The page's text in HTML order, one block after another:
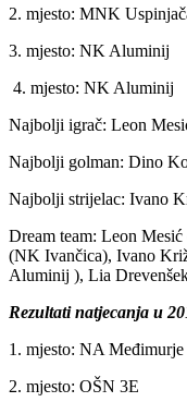
2. mjesto: MNK
3. mjesto: NK Aluminij
4. mjesto: NK Aluminij
Najbolji igrač: Leon
Najbolji golman: Dino
Najbolji strijelac: Ivano
Dream team: Leon
(NK Ivančica), Ivano
Aluminij ), Lia
Rezultati natjecanja u
1. mjesto: NA Međimurje
2. mjesto: OŠN 3E